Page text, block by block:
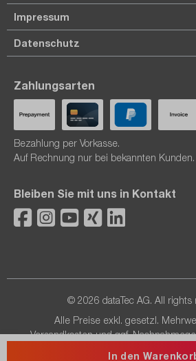
In den
Impressum
Datenschutz
Zahlungsarten
Bezahlung per Vorkasse.
Auf Rechnung nur bei bekannten Kunden.
Bleiben Sie mit uns in Kontakt
© 2026 dataTec AG. All rights
Alle Preise exkl. gesetzl.
Versandkostenund ggf.